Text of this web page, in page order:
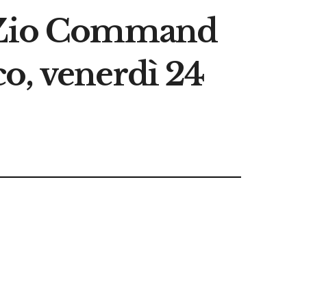
Command
venerdì 24